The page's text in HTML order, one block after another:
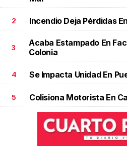
2 Incendio Deja Pérdidas
3
Acaba Estampado En
Colonia
4 Se Impacta Unidad En
5 Colisiona Motorista En